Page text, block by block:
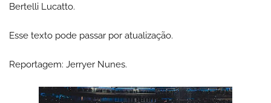
Bertelli Lucatto.
Esse texto pode passar por atualização.
Reportagem: Jerryer Nunes.